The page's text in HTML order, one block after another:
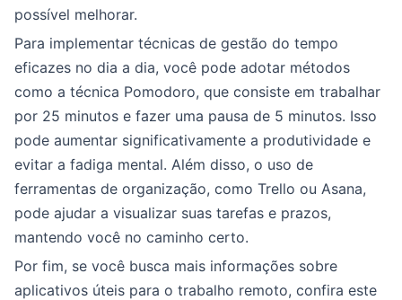
possível melhorar.
Para implementar técnicas de gestão do tempo
eficazes no dia a dia, você pode adotar métodos
como a técnica Pomodoro, que consiste em trabalhar
por 25 minutos e fazer uma pausa de 5 minutos. Isso
pode aumentar significativamente a produtividade e
evitar a fadiga mental. Além disso, o uso de
ferramentas de organização, como Trello ou Asana,
pode ajudar a visualizar suas tarefas e prazos,
mantendo você no caminho certo.
Por fim, se você busca mais informações sobre
aplicativos úteis para o trabalho remoto, confira este